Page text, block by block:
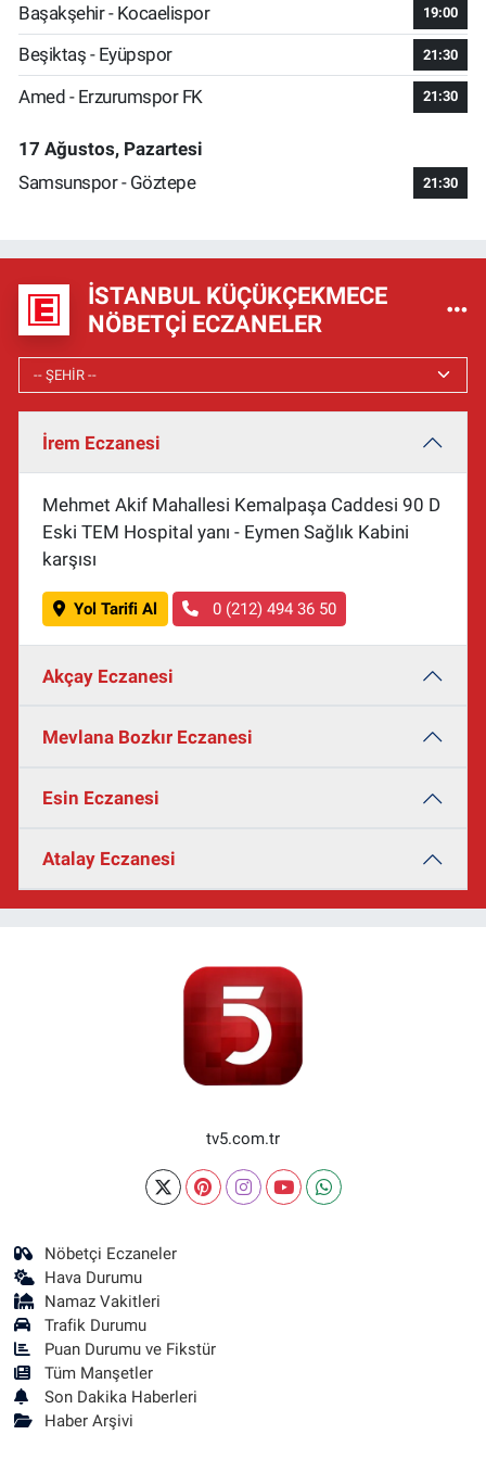
Başakşehir - Kocaelispor
19:00
Beşiktaş - Eyüpspor 21:30
Amed - Erzurumspor FK 21:30
17 Ağustos, Pazartesi
Samsunspor - Göztepe
21:30
İSTANBUL KÜÇÜKÇEKMECE
NÖBETÇI ECZANELER
İrem Eczanesi
Mehmet Akif Mahallesi Kemalpaşa Caddesi 90 D
Eski TEM Hospital yanı - Eymen Sağlık Kabini
karşısı
Yol Tarifi Al 0 (212) 494 36 50
Akçay Eczanesi
Mevlana Bozkır Eczanesi
Esin Eczanesi
Atalay Eczanesi
tv5.com.tr
Nöbetçi Eczaneler
Hava Durumu
Namaz Vakitleri
Trafik Durumu
Puan Durumu ve Fikstür
Tüm Manşetler
Son Dakika Haberleri
Haber Arşivi